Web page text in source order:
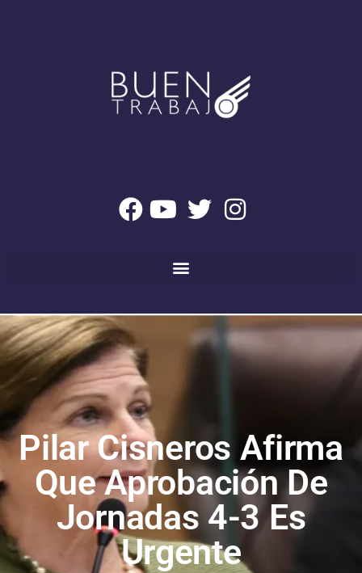
Pilar Cisneros Afirma
Que Aprobación De
Jornadas 4-3 Es
Urgente